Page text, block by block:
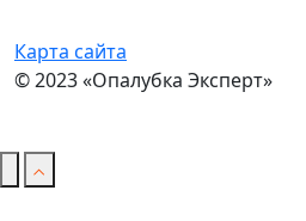
Карта сайта
© 2023 «Опалубка Эксперт»